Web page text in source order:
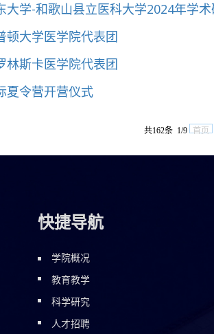
大学-和歌山县立医科大学2024年学
顿大学医学院代表团
林斯卡医学院代表团
夏令营开营仪式
共162条 1/9 首页
快捷导航
学院概况
教育教学
科学研究
人才招聘